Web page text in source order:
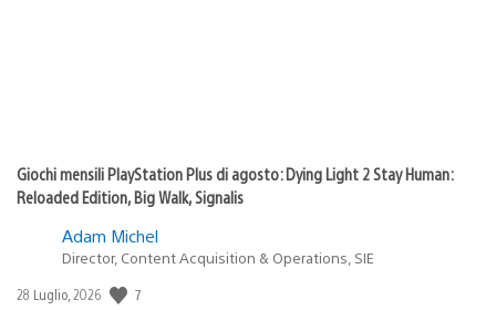
Giochi mensili PlayStation Plus di agosto: Dying Light 2 Stay Human:
Reloaded Edition, Big Walk, Signalis
Adam Michel
Director, Content Acquisition & Operations, SIE
Data
28 Luglio, 2026 7